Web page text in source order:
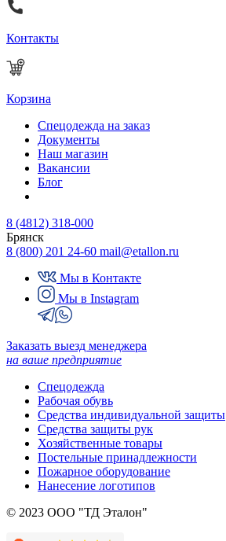
Контакты
Корзина
Спецодежда на заказ
Документы
Наш магазин
Вакансии
Блог
8 (4812) 318-000
Брянск
8 (800) 201 24-60 mail@etallon.ru
Мы в Контакте
Мы в Instagram
Заказать выезд менеджера
на ваше предприятие
Спецодежда
Рабочая обувь
Средства индивидуальной защиты
Средства защиты рук
Хозяйственные товары
Постельные принадлежности
Пожарное оборудование
Нанесение логотипов
© 2023 ООО "ТД Эталон"